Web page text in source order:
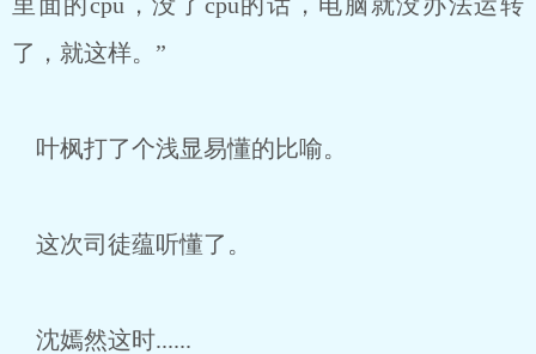
了，就这样。”
叶枫打了个浅显易懂的比喻。
这次司徒蕴听懂了。
沈嫣然这时......